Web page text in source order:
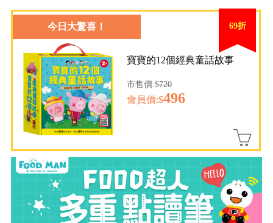
今日大驚喜！ 69折
寶寶的12個經典童話故事
市售價:$720
會員價:$496